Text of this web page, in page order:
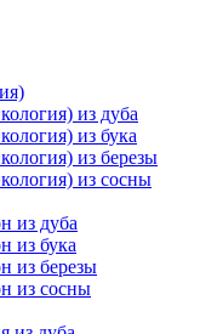
из дуба
из бука
из березы
из сосны
из дуба
из бука
из березы
из сосны